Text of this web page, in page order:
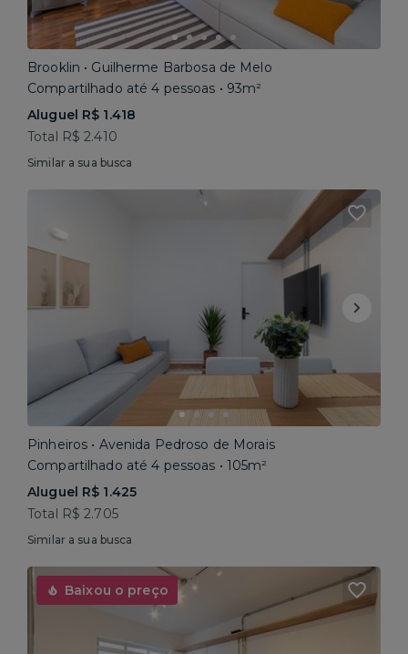
Brooklin • Guilherme Barbosa de Melo
Compartilhado até 4 pessoas • 93m²
Aluguel R$ 1.418
Total R$ 2.410
Similar a sua busca
Pinheiros • Avenida Pedroso de Morais
Compartilhado até 4 pessoas • 105m²
Aluguel R$ 1.425
Total R$ 2.705
Similar a sua busca
Baixou o preço